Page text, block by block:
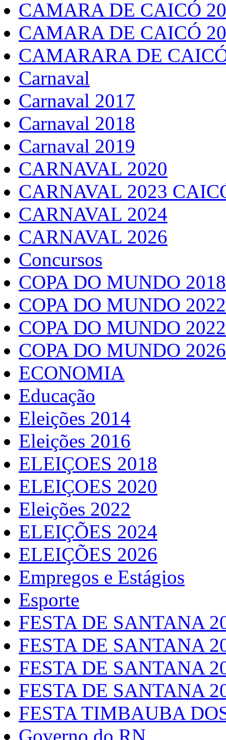
CAMARA DE CAICÓ
CAMARA DE CAICÓ
CAMARARA DE
Carnaval
Carnaval 2017
Carnaval 2018
Carnaval 2019
CARNAVAL 2020
CARNAVAL 2023
CARNAVAL 2024
CARNAVAL 2026
Concursos
COPA DO MUNDO 2018
COPA DO MUNDO 2022
COPA DO MUNDO
COPA DO MUNDO 2026
ECONOMIA
Educação
Eleições 2014
Eleições 2016
ELEIÇOES 2018
ELEIÇOES 2020
Eleições 2022
ELEIÇÕES 2024
ELEIÇÕES 2026
Empregos e Estágios
Esporte
FESTA DE SANTANA
FESTA DE SANTANA
FESTA DE SANTANA
FESTA DE SANTANA
FESTA TIMBAUBA